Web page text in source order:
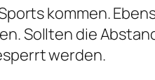
kommen.
Sollten die
werden.